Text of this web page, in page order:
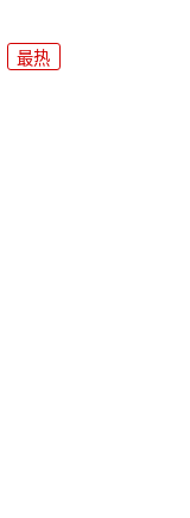
最热